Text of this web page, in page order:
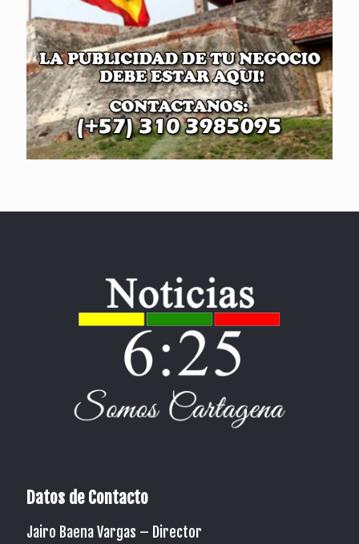
Datos de Contacto
Jairo Baena Vargas – Director